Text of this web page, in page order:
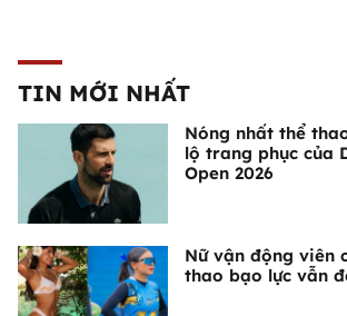
TIN MỚI NHẤT
Nóng nhất thể
lộ trang phục của
Open 2026
Nữ vận động viên
thao bạo lực vẫn